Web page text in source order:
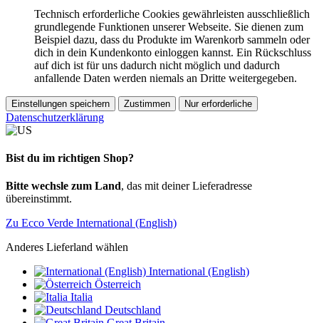
Technisch erforderliche Cookies gewährleisten ausschließlich
grundlegende Funktionen unserer Webseite. Sie dienen zum
Beispiel dazu, dass du Produkte im Warenkorb sammeln oder
dich in dein Kundenkonto einloggen kannst. Ein Rückschluss
auf dich ist für uns dadurch nicht möglich und dadurch
anfallende Daten werden niemals an Dritte weitergegeben.
Einstellungen speichern Zustimmen Nur erforderliche
Datenschutzerklärung
Bist du im richtigen Shop?
Bitte wechsle zum Land, das mit deiner Lieferadresse
übereinstimmt.
Zu Ecco Verde International (English)
Anderes Lieferland wählen
International (English)
Österreich
Italia
Deutschland